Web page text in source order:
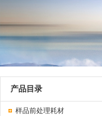
产品目录
样品前处理耗材